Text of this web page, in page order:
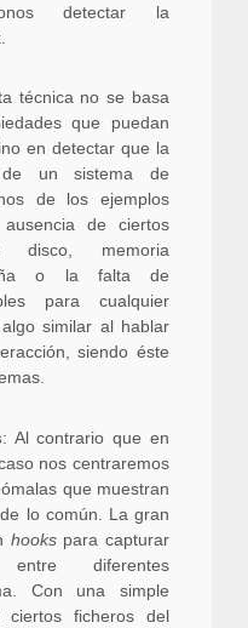
detectar la
técnica no se basa
que puedan
en detectar que la
un sistema de
de los ejemplos
de ciertos
disco, memoria
o la falta de
para cualquier
similar al hablar
siendo éste
: Al contrario que en
nos centraremos
que muestran
lo común. La gran
hookspara capturar
entre diferentes
Con una simple
ciertos ficheros del